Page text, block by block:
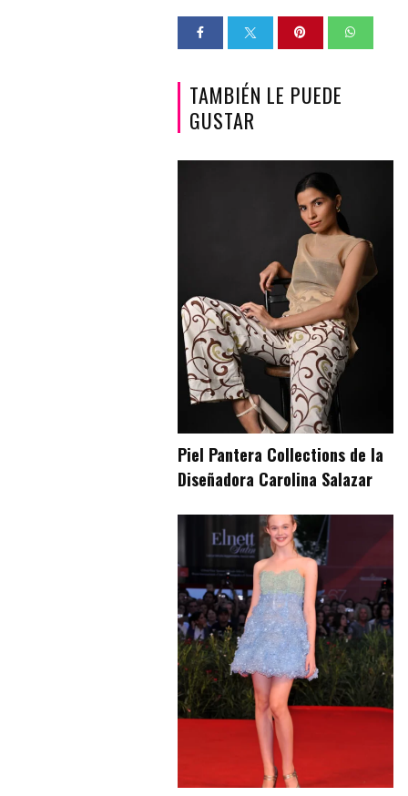
TAMBIÉN LE PUEDE
GUSTAR
Piel Pantera Collections de la
Diseñadora Carolina Salazar